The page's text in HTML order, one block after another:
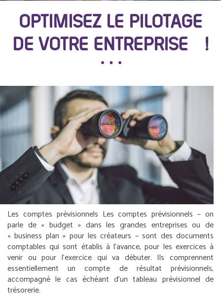
OPTIMISEZ LE PILOTAGE
DE VOTRE ENTREPRISE !
Les comptes prévisionnels Les comptes prévisionnels – on
parle de « budget » dans les grandes entreprises ou de
« business plan » pour les créateurs – sont des documents
comptables qui sont établis à l’avance, pour les exercices à
venir ou pour l’exercice qui va débuter. Ils comprennent
essentiellement un compte de résultat prévisionnels,
accompagné le cas échéant d’un tableau prévisionnel de
trésorerie.